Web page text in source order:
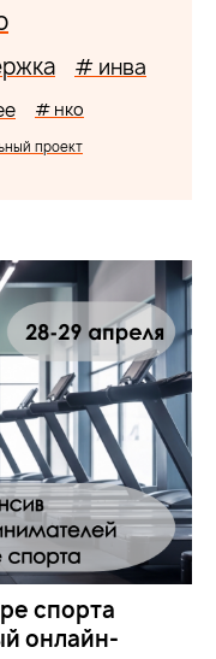
# инва
# нко
проект
спорта
онлайн-